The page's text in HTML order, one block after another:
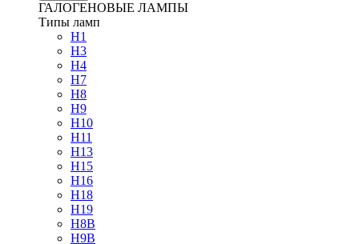
ГАЛОГЕНОВЫЕ ЛАМПЫ
Типы ламп
H1
H3
H4
H7
H8
H9
H10
H11
H13
H15
H16
H18
H19
H8B
H9B